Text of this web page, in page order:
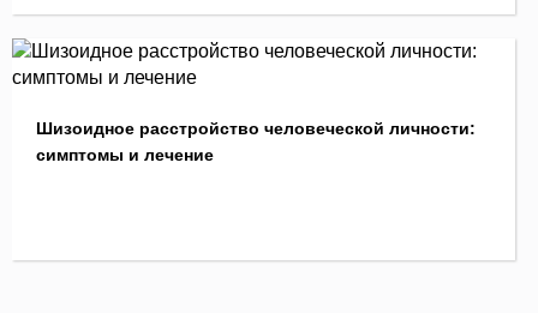
Шизоидное расстройство человеческой личности:
симптомы и лечение